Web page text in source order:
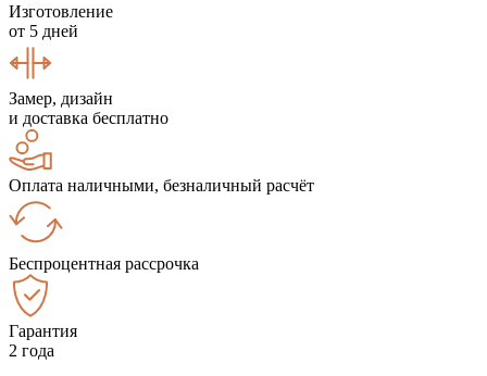
Изготовление
от 5 дней
Замер, дизайн
и доставка бесплатно
Оплата наличными, безналичный расчёт
Беспроцентная рассрочка
Гарантия
2 года